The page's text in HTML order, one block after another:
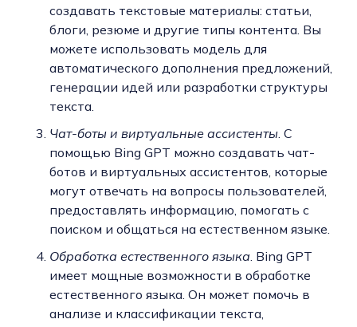
создавать текстовые материалы: статьи,
блоги, резюме и другие типы контента. Вы
можете использовать модель для
автоматического дополнения предложений,
генерации идей или разработки структуры
текста.
Чат-боты и виртуальные ассистенты. С
помощью Bing GPT можно создавать чат-
ботов и виртуальных ассистентов, которые
могут отвечать на вопросы пользователей,
предоставлять информацию, помогать с
поиском и общаться на естественном языке.
Обработка естественного языка . Bing GPT
имеет мощные возможности в обработке
естественного языка. Он может помочь в
анализе и классификации текста,